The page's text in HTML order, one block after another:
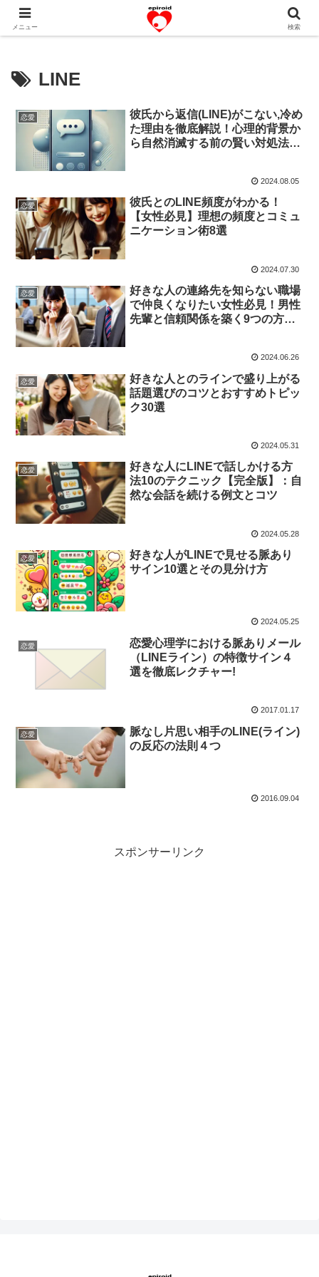
恋愛共感エピソード。あなたのストーリーを変えていく！。
LINE
恋愛
彼氏から返信(LINE)がこない,冷め
た理由を徹底解説！心理的背景か
ら自然消滅する前の賢い対処法
2024.08.05
恋愛
彼氏とのLINE頻度がわかる！
【女性必見】理想の頻度とコミュ
ニケーション術8選
2024.07.30
恋愛
好きな人の連絡先を知らない職場
で仲良くなりたい女性必見！男性
先輩と信頼関係を築く9つの方法
2024.06.26
恋愛
好きな人とのラインで盛り上がる
話題選びのコツとおすすめトピッ
ク30選
2024.05.31
恋愛
好きな人にLINEで話しかける方
法10のテクニック【完全版】：自
然な会話を続ける例文とコツ
2024.05.28
恋愛
好きな人がLINEで見せる脈あり
サイン10選とその見分け方
2024.05.25
恋愛
恋愛心理学における脈ありメール
（LINEライン）の特徴サイン４
選を徹底レクチャー!
2017.01.17
恋愛
脈なし片思い相手のLINE(ライン)
の反応の法則４つ
2016.09.04
スポンサーリンク
メニュー 検索